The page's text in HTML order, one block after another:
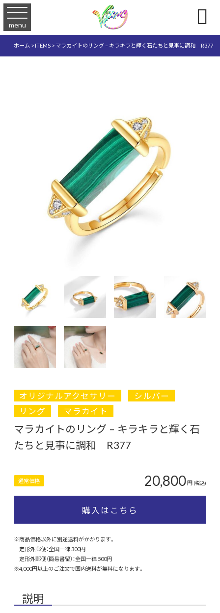
menu 
ホーム>ITEMS>マラカイトのリング – キラキラと輝く石たちと見事に調和 R377
オリジナルアクセサリー
シルバー
リング
マラカイト
マラカイトのリング – キラキラと輝く石
たちと見事に調和 R377
通常価格 20,800円 (税込)
購入はこちら
※商品価格以外に別途送料がかかります。
定形外郵便：全国一律 300円
定形外郵便（簡易書留）：全国一律 500円
※4,000円以上のご注文で国内送料が無料になります。
説明